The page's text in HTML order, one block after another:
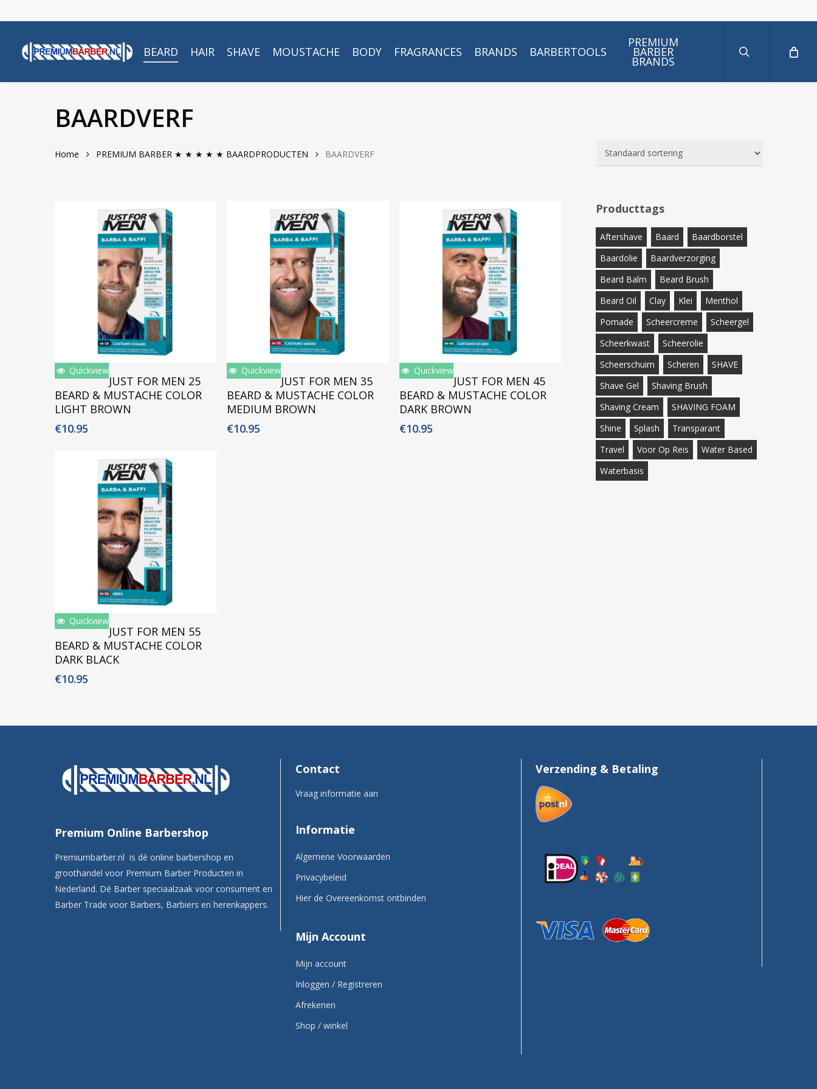
to
content
BEARD HAIR SHAVE MOUSTACHE BODY FRAGRANCES BRANDS BARBERTOOLS
PREMIUM
BARBER
BRANDS
BAARDVERF
Home PREMIUM BARBER ★ ★ ★ ★ ★ BAARDPRODUCTEN BAARDVERF
Toevoegen Aan Winkelwagen
Quickview
JUST FOR MEN 25
BEARD & MUSTACHE COLOR
LIGHT BROWN
€10.95
Toevoegen Aan Winkelwagen
Quickview
JUST FOR MEN 35
BEARD & MUSTACHE COLOR
MEDIUM BROWN
€10.95
Toevoegen Aan Winkelwagen
Quickview
JUST FOR MEN 45
BEARD & MUSTACHE COLOR
DARK BROWN
€10.95
Toevoegen Aan Winkelwagen
Quickview
JUST FOR MEN 55
BEARD & MUSTACHE COLOR
DARK BLACK
€10.95
Producttags
Aftershave Baard
Baardborstel
Baardolie
Baardverzorging
Beard Balm
Beard Brush
Beard Oil
Clay Klei
Menthol
Pomade
Scheercreme
Scheergel
Scheerkwast
Scheerolie
Scheerschuim
Scheren
SHAVE
Shave Gel
Shaving Brush
Shaving Cream
SHAVING FOAM
Shine
Splash
Transparant
Travel
Voor Op Reis
Water Based
Waterbasis
Premium Online Barbershop
Premiumbarber.nl is dé online barbershop en
groothandel voor Premium Barber Producten in
Nederland. Dé Barber speciaalzaak voor consument en
Barber Trade voor Barbers, Barbiers en herenkappers.
Contact
Vraag informatie aan
Informatie
Algemene Voorwaarden
Privacybeleid
Hier de Overeenkomst ontbinden
Mijn Account
Mijn account
Inloggen / Registreren
Afrekenen
Shop / winkel
Verzending & Betaling